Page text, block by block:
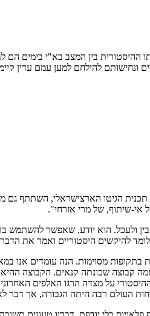
ההיסטורית בין המצב בא"י בימים
ונחישותם להילחם למען עמם עדין
תכנית הגיטו הארצישראלי, השתתף
אי-שיתוף, של מרי אזרחי".
ולעכל. הוא יודע, שאפשר להשתמש
להיקשים היסטוריים ואמר את
בתקופות מסוימות. הנה עומדים
קבוצה שכונתה קנאים. הקבוצה
על מצדה הרגו האלפים
העולם רבה היתה הגבורה, אך דבר